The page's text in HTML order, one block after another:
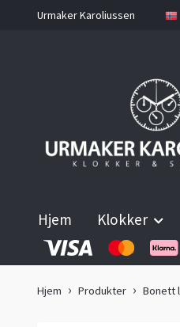
Urmaker Karoliussen
Hjem Klokker
Hjem Produkter Bonett